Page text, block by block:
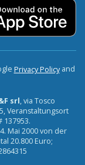
Privacy Policyand
srl, via Tosco
Veranstaltungsort
137953.
Mai 2000 von der
20.800 Euro;